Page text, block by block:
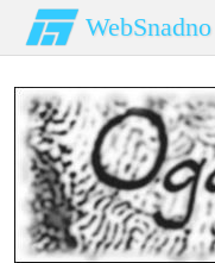
WebSnadno